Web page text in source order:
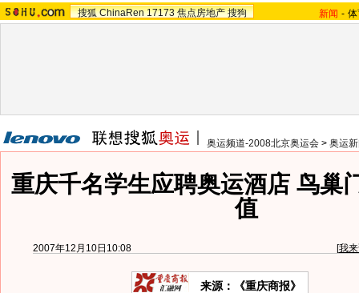
搜狐 ChinaRen 17173 焦点房地产 搜狗 新闻 -
奥运频道-2008北京奥运会 > 奥运
重庆千名学生应聘奥运酒店 鸟巢
值
2007年12月10日10:08 [我
来源：《重庆商报》